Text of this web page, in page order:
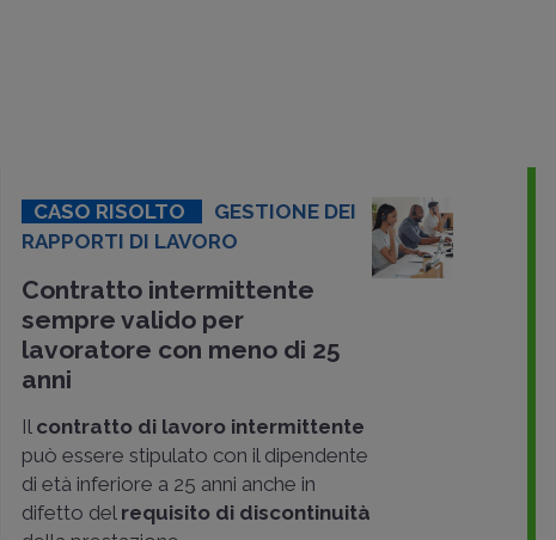
CASO RISOLTO
GESTIONE DEI
RAPPORTI DI LAVORO
Contratto intermittente
sempre valido per
lavoratore con meno di 25
anni
Il contratto di lavoro intermittente
può essere stipulato con il dipendente
di età inferiore a 25 anni anche in
difetto del requisito di discontinuità